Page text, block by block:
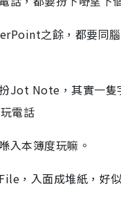
之餘，都要同
Jot Note，其實一隻
電話
入本簿度玩嘛。
，入面成堆紙，好